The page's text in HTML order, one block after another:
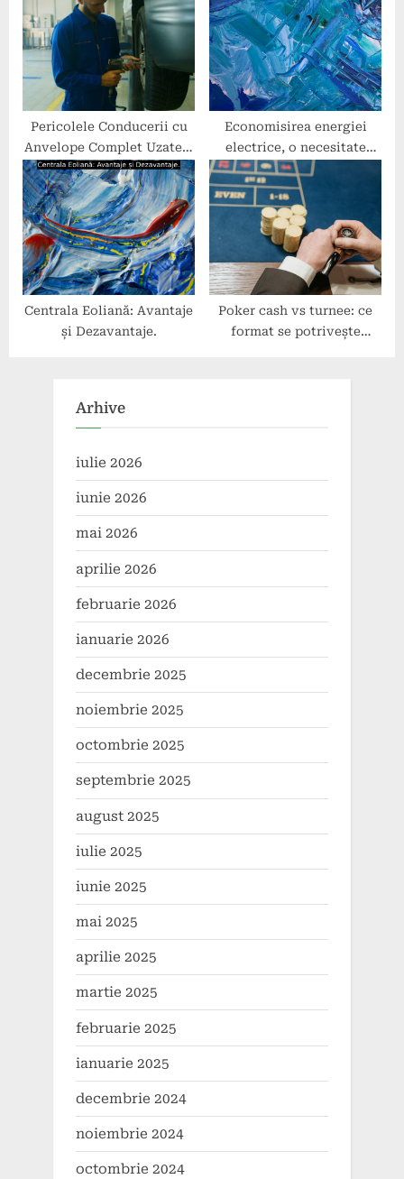
Pericolele Conducerii cu
Anvelope Complet Uzate –
Ce Trebuie sa Stii
Economisirea energiei
electrice, o necesitate
pentru viitor.
Centrala Eoliană: Avantaje
și Dezavantaje.
Poker cash vs turnee: ce
format se potrivește
Arhive
iulie 2026
iunie 2026
mai 2026
aprilie 2026
februarie 2026
ianuarie 2026
decembrie 2025
noiembrie 2025
octombrie 2025
septembrie 2025
august 2025
iulie 2025
iunie 2025
mai 2025
aprilie 2025
martie 2025
februarie 2025
ianuarie 2025
decembrie 2024
noiembrie 2024
octombrie 2024